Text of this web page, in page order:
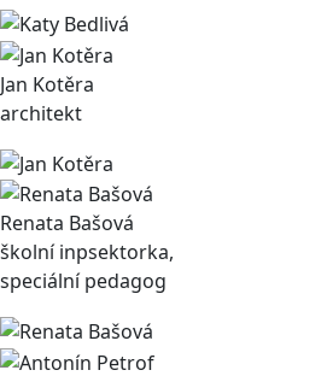
Jan Kotěra
architekt
Renata Bašová
školní inpsektorka,
speciální pedagog